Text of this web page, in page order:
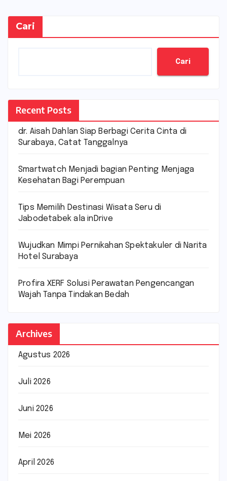
Cari
Cari
Recent Posts
dr. Aisah Dahlan Siap Berbagi Cerita Cinta di
Surabaya, Catat Tanggalnya
Smartwatch Menjadi bagian Penting Menjaga
Kesehatan Bagi Perempuan
Tips Memilih Destinasi Wisata Seru di
Jabodetabek ala inDrive
Wujudkan Mimpi Pernikahan Spektakuler di Narita
Hotel Surabaya
Profira XERF Solusi Perawatan Pengencangan
Wajah Tanpa Tindakan Bedah
Archives
Agustus 2026
Juli 2026
Juni 2026
Mei 2026
April 2026